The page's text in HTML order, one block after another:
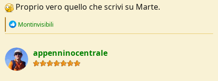
Proprio vero quello che scrivi su Marte.
R
c
t
i
o
Montinvisibili
appenninocentrale